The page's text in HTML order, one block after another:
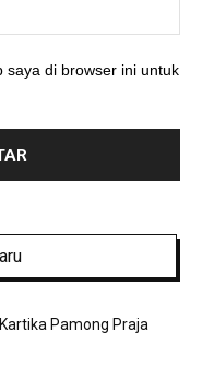
saya di browser ini untuk
Pamong Praja